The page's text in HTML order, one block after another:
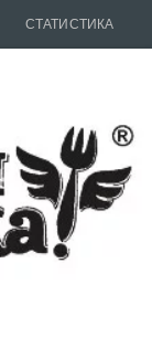
СТАТИСТИКА